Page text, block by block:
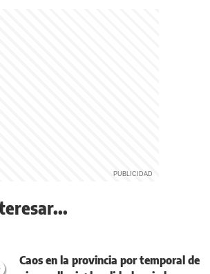
Caos en la provincia por temporal de